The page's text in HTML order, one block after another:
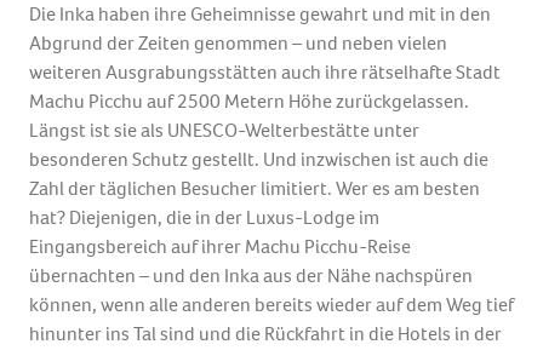
Die Inka haben ihre Geheimnisse gewahrt und mit in den
Abgrund der Zeiten genommen – und neben vielen
weiteren Ausgrabungsstätten auch ihre rätselhafte Stadt
Machu Picchu auf 2500 Metern Höhe zurückgelassen.
Längst ist sie als UNESCO-Welterbestätte unter
besonderen Schutz gestellt. Und inzwischen ist auch die
Zahl der täglichen Besucher limitiert. Wer es am besten
hat? Diejenigen, die in der Luxus-Lodge im
Eingangsbereich auf ihrer Machu Picchu-Reise
übernachten – und den Inka aus der Nähe nachspüren
können, wenn alle anderen bereits wieder auf dem Weg tief
hinunter ins Tal sind und die Rückfahrt in die Hotels in der